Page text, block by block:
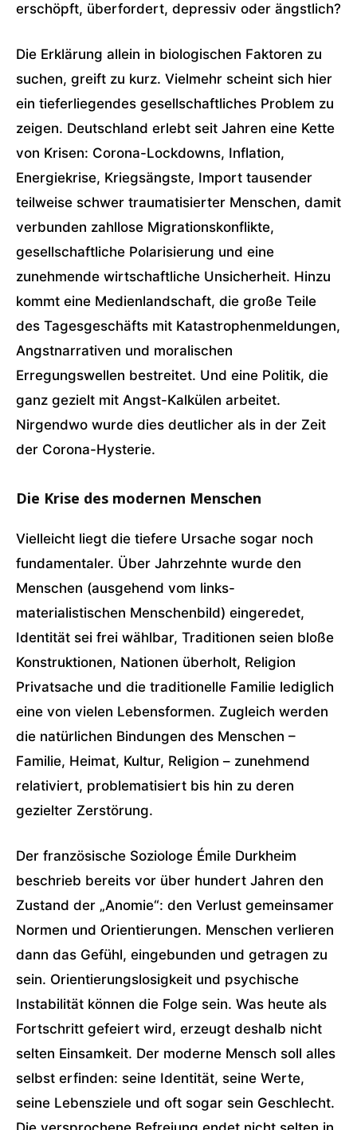
erschöpft, überfordert, depressiv oder ängstlich?
Die Erklärung allein in biologischen Faktoren zu
suchen, greift zu kurz. Vielmehr scheint sich hier
ein tieferliegendes gesellschaftliches Problem zu
zeigen. Deutschland erlebt seit Jahren eine Kette
von Krisen: Corona-Lockdowns, Inflation,
Energiekrise, Kriegsängste, Import tausender
teilweise schwer traumatisierter Menschen, damit
verbunden zahllose Migrationskonflikte,
gesellschaftliche Polarisierung und eine
zunehmende wirtschaftliche Unsicherheit. Hinzu
kommt eine Medienlandschaft, die große Teile
des Tagesgeschäfts mit Katastrophenmeldungen,
Angstnarrativen und moralischen
Erregungswellen bestreitet. Und eine Politik, die
ganz gezielt mit Angst-Kalkülen arbeitet.
Nirgendwo wurde dies deutlicher als in der Zeit
der Corona-Hysterie.
Die Krise des modernen Menschen
Vielleicht liegt die tiefere Ursache sogar noch
fundamentaler. Über Jahrzehnte wurde den
Menschen (ausgehend vom links-
materialistischen Menschenbild) eingeredet,
Identität sei frei wählbar, Traditionen seien bloße
Konstruktionen, Nationen überholt, Religion
Privatsache und die traditionelle Familie lediglich
eine von vielen Lebensformen. Zugleich werden
die natürlichen Bindungen des Menschen –
Familie, Heimat, Kultur, Religion – zunehmend
relativiert, problematisiert bis hin zu deren
gezielter Zerstörung.
Der französische Soziologe Émile Durkheim
beschrieb bereits vor über hundert Jahren den
Zustand der „Anomie“: den Verlust gemeinsamer
Normen und Orientierungen. Menschen verlieren
dann das Gefühl, eingebunden und getragen zu
sein. Orientierungslosigkeit und psychische
Instabilität können die Folge sein. Was heute als
Fortschritt gefeiert wird, erzeugt deshalb nicht
selten Einsamkeit. Der moderne Mensch soll alles
selbst erfinden: seine Identität, seine Werte,
seine Lebensziele und oft sogar sein Geschlecht.